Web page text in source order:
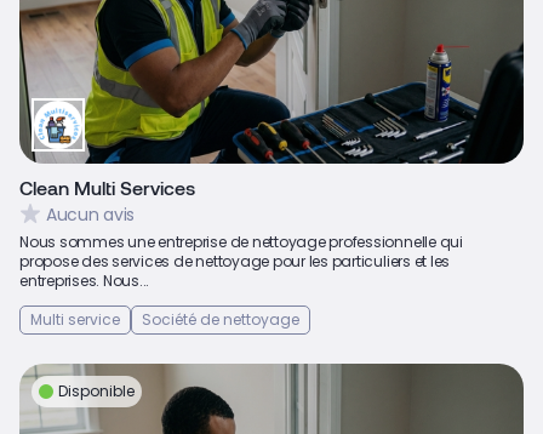
Clean Multi Services
Aucun avis
Nous sommes une entreprise de nettoyage professionnelle qui
propose des services de nettoyage pour les particuliers et les
entreprises. Nous...
Multi service
Société de nettoyage
Disponible